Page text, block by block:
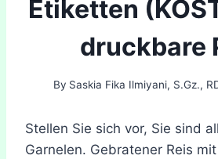
Etiketten
druckbare
By Saskia Fika Ilmiyani, S.Gz.,
Stellen Sie sich vor, Sie sind
Garnelen. Gebratener Reis mit